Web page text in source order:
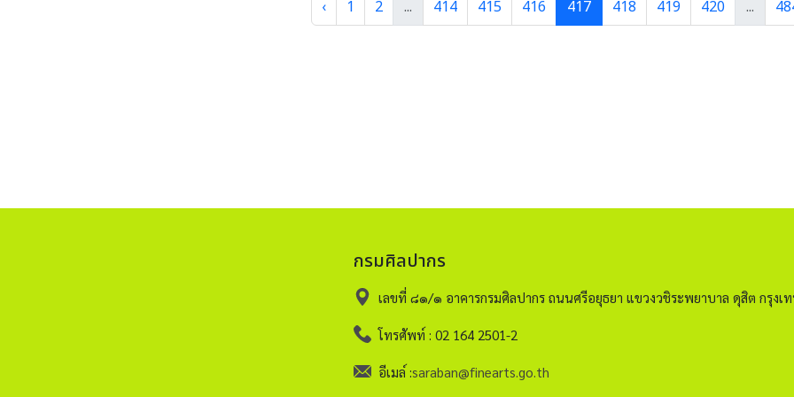
‹ 1 2 ... 414 415 416 417 418 419 420 ...
กรมศิลปากร
เลขที่ ๘๑/๑ อาคารกรมศิลปากร ถนนศรีอยุธยา แขวงวชิระพยาบาล ดุสิต กรุง
โทรศัพท์ : 02 164 2501-2
อีเมล์ :saraban@finearts.go.th